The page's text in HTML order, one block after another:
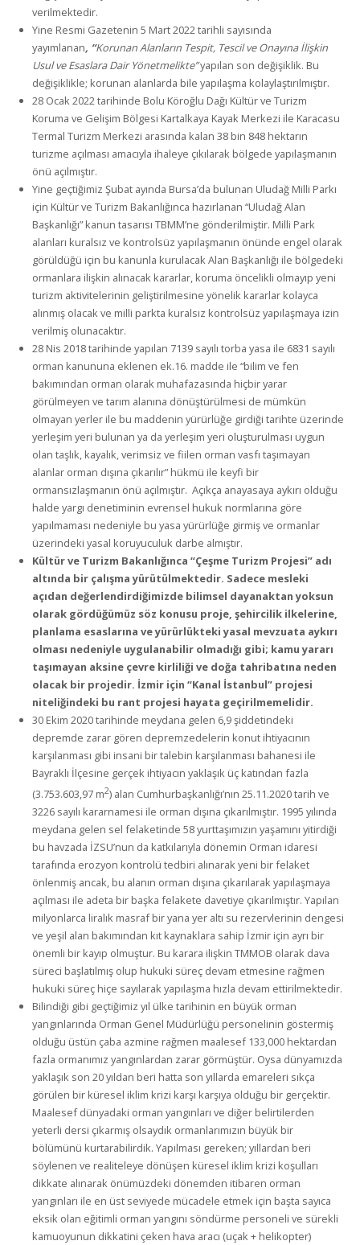
verilmektedir.
Yine Resmi Gazetenin 5 Mart 2022 tarihli sayısında
yayımlanan, “Korunan Alanların Tespit, Tescil ve Onayına İlişkin
Usul ve Esaslara Dair Yönetmelikte”yapılan son değişiklik. Bu
değişiklikle; korunan alanlarda bile yapılaşma kolaylaştırılmıştır.
28 Ocak 2022 tarihinde Bolu Köroğlu Dağı Kültür ve Turizm
Koruma ve Gelişim Bölgesi Kartalkaya Kayak Merkezi ile Karacasu
Termal Turizm Merkezi arasında kalan 38 bin 848 hektarın
turizme açılması amacıyla ihaleye çıkılarak bölgede yapılaşmanın
önü açılmıştır.
Yine geçtiğimiz Şubat ayında Bursa’da bulunan Uludağ Milli Parkı
için Kültür ve Turizm Bakanlığınca hazırlanan “Uludağ Alan
Başkanlığı” kanun tasarısı TBMM’ne gönderilmiştir. Milli Park
alanları kuralsız ve kontrolsüz yapılaşmanın önünde engel olarak
görüldüğü için bu kanunla kurulacak Alan Başkanlığı ile bölgedeki
ormanlara ilişkin alınacak kararlar, koruma öncelikli olmayıp yeni
turizm aktivitelerinin geliştirilmesine yönelik kararlar kolayca
alınmış olacak ve milli parkta kuralsız kontrolsüz yapılaşmaya izin
verilmiş olunacaktır.
28 Nis 2018 tarihinde yapılan 7139 sayılı torba yasa ile 6831 sayılı
orman kanununa eklenen ek.16. madde ile “bilim ve fen
bakımından orman olarak muhafazasında hiçbir yarar
görülmeyen ve tarım alanına dönüştürülmesi de mümkün
olmayan yerler ile bu maddenin yürürlüğe girdiği tarihte üzerinde
yerleşim yeri bulunan ya da yerleşim yeri oluşturulması uygun
olan taşlık, kayalık, verimsiz ve fiilen orman vasfı taşımayan
alanlar orman dışına çıkarılır” hükmü ile keyfi bir
ormansızlaşmanın önü açılmıştır. Açıkça anayasaya aykırı olduğu
halde yargı denetiminin evrensel hukuk normlarına göre
yapılmaması nedeniyle bu yasa yürürlüğe girmiş ve ormanlar
üzerindeki yasal koruyuculuk darbe almıştır.
Kültür ve Turizm Bakanlığınca “Çeşme Turizm Projesi” adı
altında bir çalışma yürütülmektedir. Sadece mesleki
açıdan değerlendirdiğimizde bilimsel dayanaktan yoksun
olarak gördüğümüz söz konusu proje, şehircilik ilkelerine,
planlama esaslarına ve yürürlükteki yasal mevzuata aykırı
olması nedeniyle uygulanabilir olmadığı gibi; kamu yararı
taşımayan aksine çevre kirliliği ve doğa tahribatına neden
olacak bir projedir. İzmir için “Kanal İstanbul” projesi
niteliğindeki bu rant projesi hayata geçirilmemelidir.
30 Ekim 2020 tarihinde meydana gelen 6,9 şiddetindeki
depremde zarar gören depremzedelerin konut ihtiyacının
karşılanması gibi insani bir talebin karşılanması bahanesi ile
Bayraklı İlçesine gerçek ihtiyacın yaklaşık üç katından fazla
(3.753.603,97 m2) alan Cumhurbaşkanlığı’nın 25.11.2020 tarih ve
3226 sayılı kararnamesi ile orman dışına çıkarılmıştır. 1995 yılında
meydana gelen sel felaketinde 58 yurttaşımızın yaşamını yitirdiği
bu havzada İZSU’nun da katkılarıyla dönemin Orman idaresi
tarafında erozyon kontrolü tedbiri alınarak yeni bir felaket
önlenmiş ancak, bu alanın orman dışına çıkarılarak yapılaşmaya
açılması ile adeta bir başka felakete davetiye çıkarılmıştır. Yapılan
milyonlarca liralık masraf bir yana yer altı su rezervlerinin dengesi
ve yeşil alan bakımından kıt kaynaklara sahip İzmir için ayrı bir
önemli bir kayıp olmuştur. Bu karara ilişkin TMMOB olarak dava
süreci başlatılmış olup hukuki süreç devam etmesine rağmen
hukuki süreç hiçe sayılarak yapılaşma hızla devam ettirilmektedir.
Bilindiği gibi geçtiğimiz yıl ülke tarihinin en büyük orman
yangınlarında Orman Genel Müdürlüğü personelinin göstermiş
olduğu üstün çaba azmine rağmen maalesef 133,000 hektardan
fazla ormanımız yangınlardan zarar görmüştür. Oysa dünyamızda
yaklaşık son 20 yıldan beri hatta son yıllarda emareleri sıkça
görülen bir küresel iklim krizi karşı karşıya olduğu bir gerçektir.
Maalesef dünyadaki orman yangınları ve diğer belirtilerden
yeterli dersi çıkarmış olsaydık ormanlarımızın büyük bir
bölümünü kurtarabilirdik. Yapılması gereken; yıllardan beri
söylenen ve realiteleye dönüşen küresel iklim krizi koşulları
dikkate alınarak önümüzdeki dönemden itibaren orman
yangınları ile en üst seviyede mücadele etmek için başta sayıca
eksik olan eğitimli orman yangını söndürme personeli ve sürekli
kamuoyunun dikkatini çeken hava aracı (uçak + helikopter)